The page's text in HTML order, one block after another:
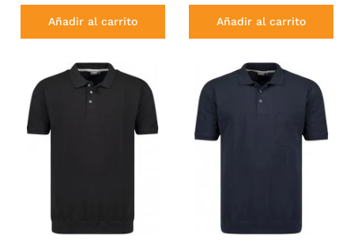
Añadir al carrito Añadir al carrito